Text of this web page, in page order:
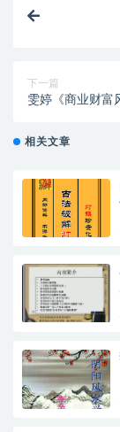
下一篇
雯婷《商业财富
相关文章